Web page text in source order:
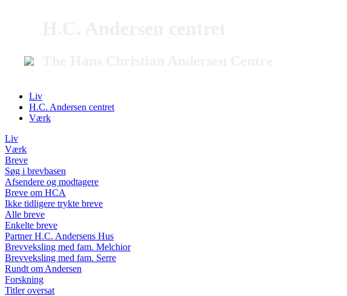
Liv
H.C. Andersen centret
Værk
Liv
Værk
Breve
Søg i brevbasen
Afsendere og modtagere
Breve om HCA
Ikke tidligere trykte breve
Alle breve
Enkelte breve
Partner H.C. Andersens Hus
Brevveksling med fam. Melchior
Brevveksling med fam. Serre
Rundt om Andersen
Forskning
Titler oversat